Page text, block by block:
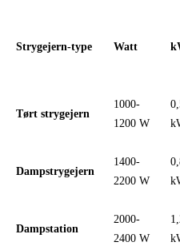
Strygejern-type Watt
Tørt strygejern
1000-
1200 W
Dampstrygejern
1400-
2200 W
Dampstation
2000-
2400 W